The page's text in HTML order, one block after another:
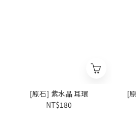
[原石] 紫水晶 耳環
NT$180
[